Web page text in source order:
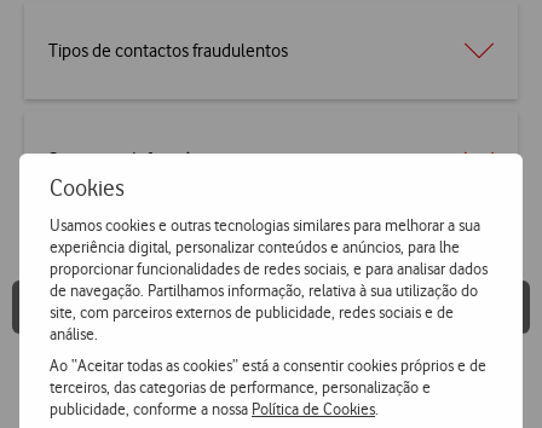
Cookies
Usamos cookies e outras tecnologias similares para melhorar a sua
experiência digital, personalizar conteúdos e anúncios, para lhe
proporcionar funcionalidades de redes sociais, e para analisar dados
de navegação. Partilhamos informação, relativa à sua utilização do
site, com parceiros externos de publicidade, redes sociais e de
análise.
Ao “Aceitar todas as cookies” está a consentir cookies próprios e de
terceiros, das categorias de performance, personalização e
publicidade, conforme a nossa Política de Cookies
Tipos de contactos fraudulentos
Segurança Informática
Perguntas Frequentes